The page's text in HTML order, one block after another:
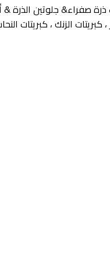
جلوتين الذرة & أرز &
كبريتات الزنك ، كبريتات